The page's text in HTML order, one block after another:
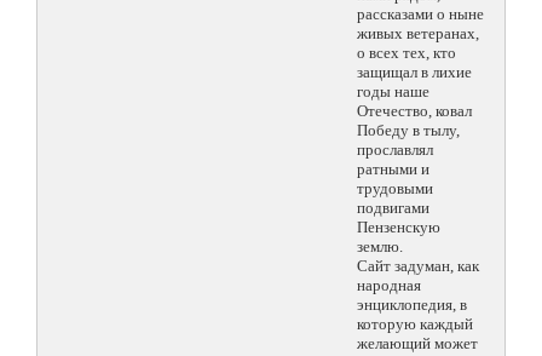
рассказами о ныне
живых ветеранах,
о всех тех, кто
защищал в лихие
годы наше
Отечество, ковал
Победу в тылу,
прославлял
ратными и
трудовыми
подвигами
Пензенскую
землю.
Сайт задуман, как
народная
энциклопедия, в
которую каждый
желающий может